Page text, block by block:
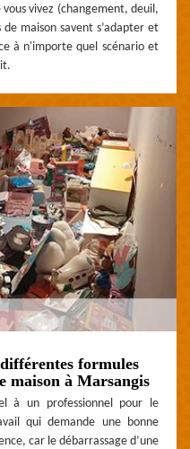
vivez (changement, deuil,
maison savent s’adapter et
à n'importe quel scénario et
formules
maison à Marsangis
à un professionnel pour le
qui demande une bonne
car le débarrassage d’une